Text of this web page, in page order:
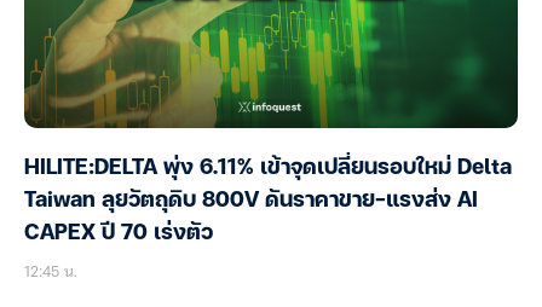
HILITE:DELTA พุ่ง 6.11% เข้าจุดเปลี่ยนรอบใหม่ Delta
Taiwan ลุยวัตถุดิบ 800V ดันราคาขาย-แรงส่ง AI
CAPEX ปี 70 เร่งตัว
12:45 น.